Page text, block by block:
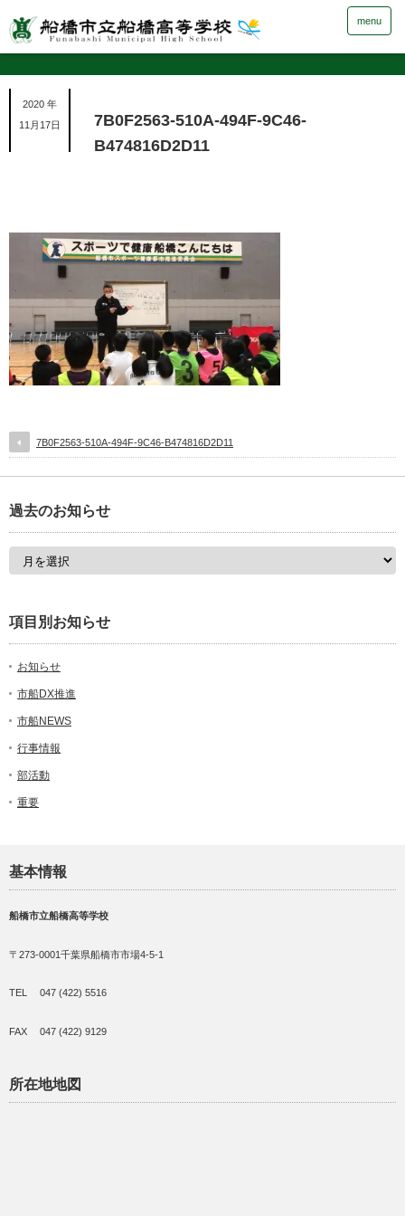
menu
2020 年
11月17日
7B0F2563-510A-494F-9C46-
B474816D2D11
7B0F2563-510A-494F-9C46-B474816D2D11
過去のお知らせ
項目別お知らせ
お知らせ
市船DX推進
市船NEWS
行事情報
部活動
重要
基本情報
船橋市立船橋高等学校
〒273-0001千葉県船橋市市場4-5-1
TEL 047 (422) 5516
FAX 047 (422) 9129
所在地地図